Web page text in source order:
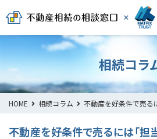
相続コラ
HOME 相続コラム 不動産を好条件で売る
不動産を好条件で売るには「担